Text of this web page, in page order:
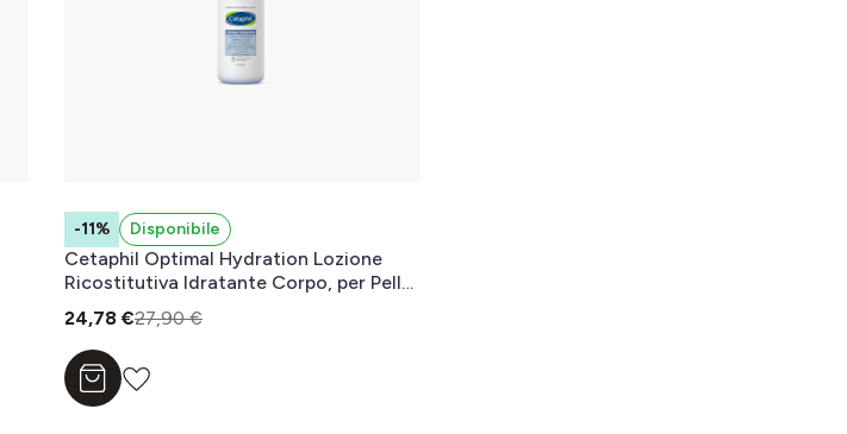
-11% Disponibile
Cetaphil Optimal Hydration Lozione
Ricostitutiva Idratante Corpo, per Pelle
Secca e Sensibile, Idratazione Intensa
48 Ore, Formato 473 ml
24,78 €27,90 €
Aggiungi al carrello